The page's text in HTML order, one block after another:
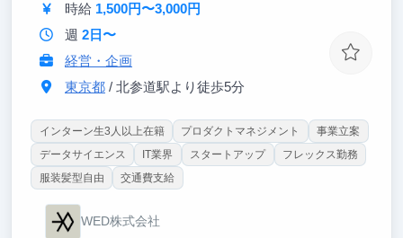
時給 1,500円〜3,000円
週 2日〜
経営・企画
東京都/ 北参道駅より徒歩5分
インターン生3人以上在籍 プロダクトマネジメント
事業立案
データサイエンス
IT業界 スタートアップ
フレックス勤務
服装髪型自由
交通費支給
WED株式会社